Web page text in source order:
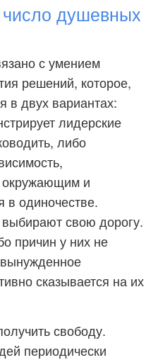
душевных
с умением
решений, которое,
в двух вариантах:
лидерские
либо
окружающим и
в одиночестве.
свою дорогу.
причин у них не
вынужденное
сказывается на их
свободу.
периодически